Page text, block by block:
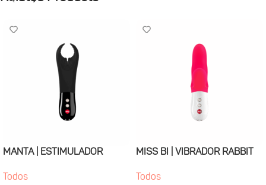
MANTA | ESTIMULADOR
Todos
MISS BI | VIBRADOR RABBIT
Todos